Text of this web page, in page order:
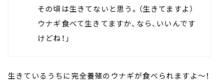
その頃は生きてないと思う。（生きてますよ）
ウナギ食べて生きてますか、なら、いいんです
けどね！」
生きているうちに完全養殖のウナギが食べられますよ～！